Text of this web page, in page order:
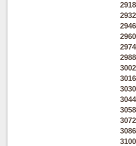
2918
2932
2946
2960
2974
2988
3002
3016
3030
3044
3058
3072
3086
3100